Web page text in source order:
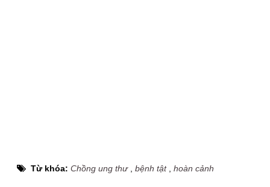
Từ khóa:Chồng ung thư,bệnh tật,hoàn cảnh